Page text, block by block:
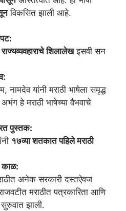
विकसित झाली आहे.
राज्यव्यवहाराचे शिलालेखइसवी सन
नामदेव यांनी मराठी भाषेला समृद्ध
हे मराठी भाषेच्या वैभवाचे
पुस्तक:
१७व्या शतकात पहिले मराठी
काळ:
अनेक सरकारी दस्तऐवज
मराठीत पत्रकारिता आणि
झाली.